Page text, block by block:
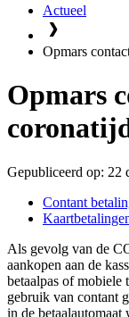
Actueel
Opmars
Opmars
Gepubliceerd op: 22
Contant
Als gevolg van de
aankopen aan de
betaalpas of mobiele
gebruik van contant
in de betaalautomaat